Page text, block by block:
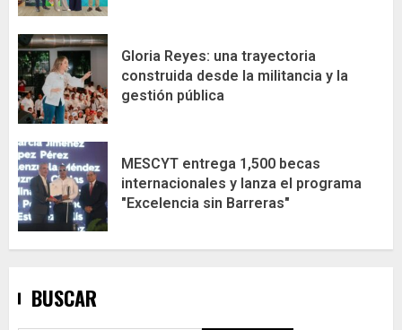
Gloria Reyes: una trayectoria
construida desde la militancia y la
gestión pública
MESCYT entrega 1,500 becas
internacionales y lanza el programa
"Excelencia sin Barreras"
BUSCAR